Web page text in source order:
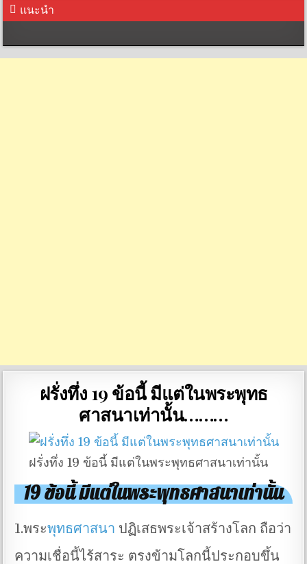
แนะนำ
ฝรั่งทึ่ง 19 ข้อนี้ มีแต่ในพระพุทธ
ศาสนาเท่านั้น………
ฝรั่งทึ่ง 19 ข้อนี้ มีแต่ในพระพุทธศาสนาเท่านั้น
19 ข้อนี้ มีแต่ในพระพุทธศาสนาเท่านั้น
1.พระพุทธศาสนา ปฏิเสธพระเจ้าสร้างโลก ถือว่า
ความเชื่อนี้ไร้สาระ ตรงข้ามโลกนี้ประกอบขึ้น